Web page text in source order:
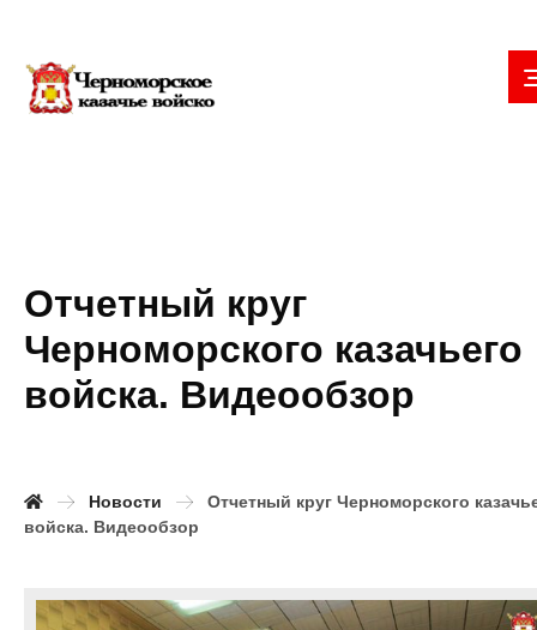
Отчетный круг
Черноморского казачьего
войска. Видеообзор
Новости
Отчетный круг Черноморского
войска. Видеообзор